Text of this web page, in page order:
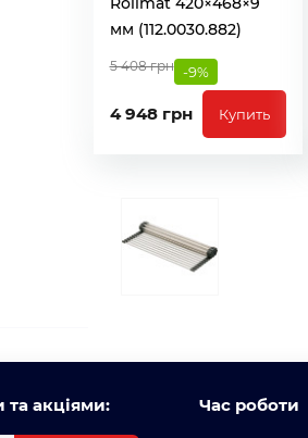
мм (112.0030.882)
5 408 грн -9%
4 948 грн Купить
та акціями: Час роботи